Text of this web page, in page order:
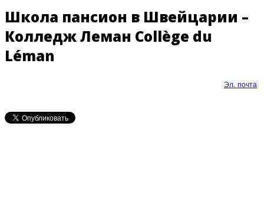
Школа пансион в Швейцарии –
Колледж Леман Collège du
Léman
Эл. почта